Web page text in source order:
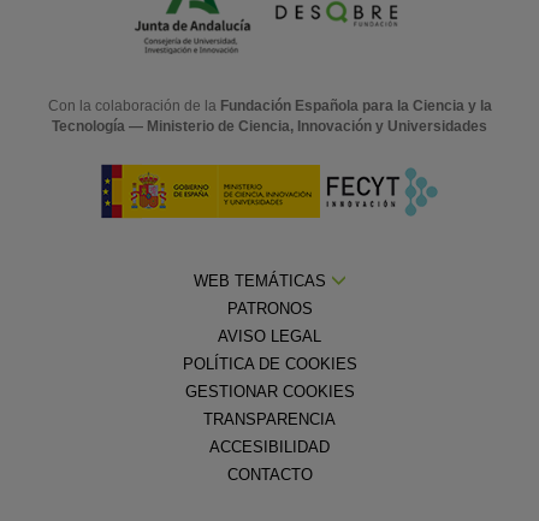
Con la colaboración de la Fundación Española para la Ciencia y la
Tecnología — Ministerio de Ciencia, Innovación y Universidades
WEB TEMÁTICAS
PATRONOS
AVISO LEGAL
POLÍTICA DE COOKIES
GESTIONAR COOKIES
TRANSPARENCIA
ACCESIBILIDAD
CONTACTO